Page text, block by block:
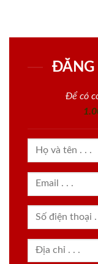
ĐĂNG
Để có